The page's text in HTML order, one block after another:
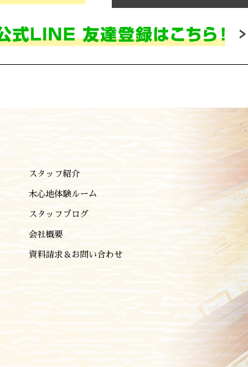
スタッフ紹介
木心地体験ルーム
スタッフブログ
会社概要
資料請求＆お問い合わせ